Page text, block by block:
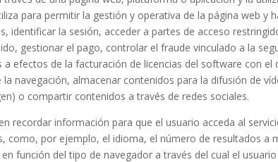
para permitir la gestión y operativa de la página web y
la sesión, acceder a partes de acceso
gestionar el pago, controlar el fraude vinculado a la
efectos de la facturación de licencias del software con el
navegación, almacenar contenidos para la difusión de
o compartir contenidos a través de redes sociales.
recordar información para que el usuario acceda al
como, por ejemplo, el idioma, el número de resultados a
función del tipo de navegador a través del cual el